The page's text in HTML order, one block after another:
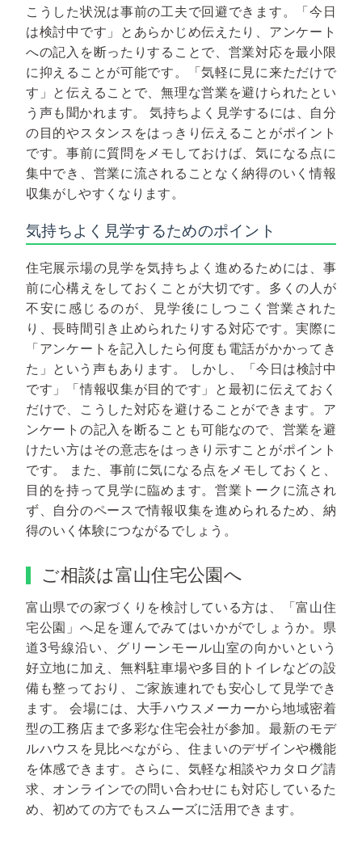
こうした状況は事前の工夫で回避できます。「今日
は検討中です」とあらかじめ伝えたり、アンケート
への記入を断ったりすることで、営業対応を最小限
に抑えることが可能です。「気軽に見に来ただけで
す」と伝えることで、無理な営業を避けられたとい
う声も聞かれます。
気持ちよく見学するには、自分
の目的やスタンスをはっきり伝えることがポイント
です。事前に質問をメモしておけば、気になる点に
集中でき、営業に流されることなく納得のいく情報
収集がしやすくなります。
気持ちよく見学するためのポイント
住宅展示場の見学を気持ちよく進めるためには、事
前に心構えをしておくことが大切です。多くの人が
不安に感じるのが、見学後にしつこく営業された
り、長時間引き止められたりする対応です。実際に
「アンケートを記入したら何度も電話がかかってき
た」という声もあります。
しかし、「今日は検討中
です」「情報収集が目的です」と最初に伝えておく
だけで、こうした対応を避けることができます。ア
ンケートの記入を断ることも可能なので、営業を避
けたい方はその意志をはっきり示すことがポイント
です。
また、事前に気になる点をメモしておくと、
目的を持って見学に臨めます。営業トークに流され
ず、自分のペースで情報収集を進められるため、納
得のいく体験につながるでしょう。
ご相談は富山住宅公園へ
富山県での家づくりを検討している方は、「富山住
宅公園」へ足を運んでみてはいかがでしょうか。県
道3号線沿い、グリーンモール山室の向かいという
好立地に加え、無料駐車場や多目的トイレなどの設
備も整っており、ご家族連れでも安心して見学でき
ます。
会場には、大手ハウスメーカーから地域密着
型の工務店まで多彩な住宅会社が参加。最新のモデ
ルハウスを見比べながら、住まいのデザインや機能
を体感できます。さらに、気軽な相談やカタログ請
求、オンラインでの問い合わせにも対応しているた
め、初めての方でもスムーズに活用できます。